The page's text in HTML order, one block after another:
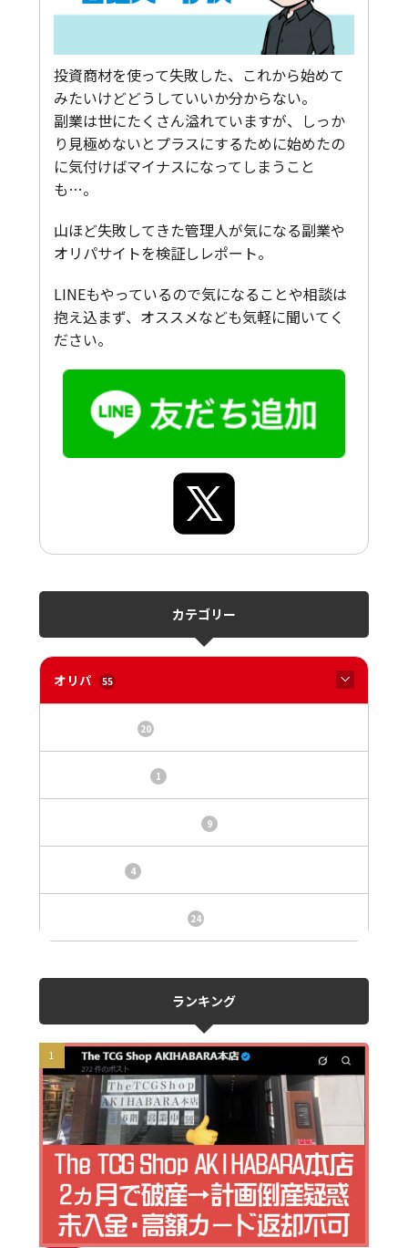
投資商材を使って失敗した、これから始めて
みたいけどどうしていいか分からない。
副業は世にたくさん溢れていますが、しっか
り見極めないとプラスにするために始めたの
に気付けばマイナスになってしまうこと
も…。
山ほど失敗してきた管理人が気になる副業や
オリパサイトを検証しレポート。
LINEもやっているので気になることや相談は
抱え込まず、オススメなども気軽に聞いてく
ださい。
カテゴリー
オリパ 55
20
1
9
4
24
ランキング